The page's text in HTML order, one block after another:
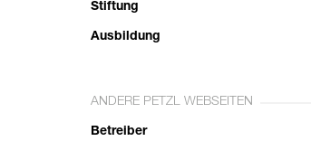
Stiftung
Ausbildung
ANDERE PETZL WEBSEITEN
Betreiber